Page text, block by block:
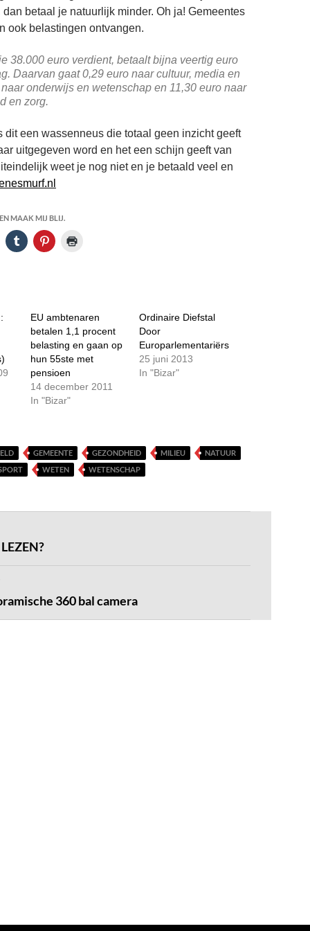
betaal je natuurlijk minder. Oh ja! Gemeentes
ook belastingen ontvangen.
38.000 euro verdient, betaalt bijna veertig euro
Daarvan gaat 0,29 euro naar cultuur, media en
onderwijs en wetenschap en 11,30 euro naar
en zorg.
dit een wassenneus die totaal geen inzicht geeft
uitgegeven word en het een schijn geeft van
weet je nog niet en je betaald veel en
MAAK MIJ BLIJ.
EU ambtenaren
betalen 1,1 procent
belasting en gaan op
hun 55ste met
pensioen
14 december 2011
In "Bizar"
Ordinaire Diefstal
Door
Europarlementariërs
25 juni 2013
In "Bizar"
GEMEENTE GEZONDHEID MILIEU
NATUUR
WETEN WETENSCHAP
360 bal camera